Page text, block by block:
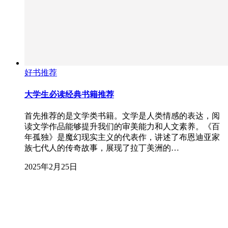
好书推荐
大学生必读经典书籍推荐
首先推荐的是文学类书籍。文学是人类情感的表达，阅
读文学作品能够提升我们的审美能力和人文素养。《百
年孤独》是魔幻现实主义的代表作，讲述了布恩迪亚家
族七代人的传奇故事，展现了拉丁美洲的…
2025年2月25日